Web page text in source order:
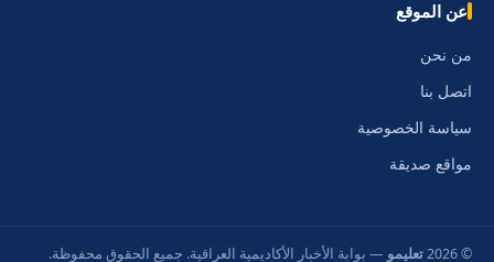
عن الموقع
من نحن
اتصل بنا
سياسة الخصوصية
مواقع صديقة
© 2026 تعليمو — بوابة الأخبار الأكاديمية العراقية. جميع الحقوق محفوظة.